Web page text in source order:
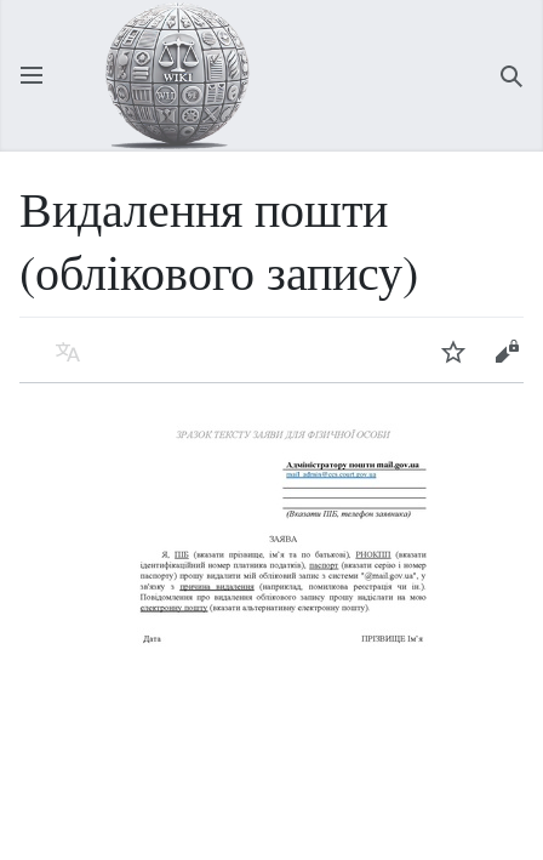
Відкрити головне меню
Видалення пошти
(облікового запису)
Мова Спостерігати Редагувати